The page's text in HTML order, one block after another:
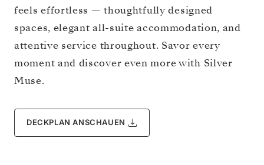
feels effortless — thoughtfully designed
spaces, elegant all-suite accommodation, and
attentive service throughout. Savor every
moment and discover even more with Silver
Muse.
DECKPLAN ANSCHAUEN